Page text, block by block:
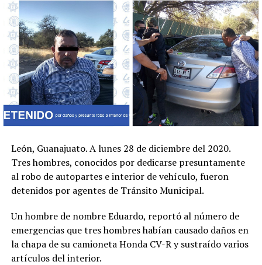
León, Guanajuato. A lunes 28 de diciembre del 2020.
Tres hombres, conocidos por dedicarse presuntamente
al robo de autopartes e interior de vehículo, fueron
detenidos por agentes de Tránsito Municipal.
Un hombre de nombre Eduardo, reportó al número de
emergencias que tres hombres habían causado daños en
la chapa de su camioneta Honda CV-R y sustraído varios
artículos del interior.